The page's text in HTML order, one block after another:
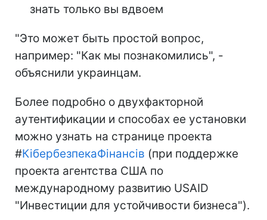
знать только вы вдвоем
"Это может быть простой вопрос,
например: "Как мы познакомились", -
объяснили украинцам.
Более подробно о двухфакторной
аутентификации и способах ее установки
можно узнать на странице проекта
#КібербезпекаФінансів (при поддержке
проекта агентства США по
международному развитию USAID
"Инвестиции для устойчивости бизнеса").